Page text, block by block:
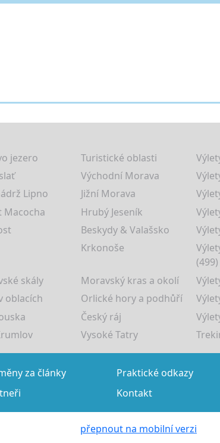
jezero Turistické oblasti
Východní Morava
Lipno Jižní Morava
Macocha Hrubý Jeseník
Beskydy & Valašsko
Krkonoše
(499)
skály Moravský kras a okolí
oblacích Orlické hory a podhůří
Český ráj
Vysoké Tatry
za články
Praktické odkazy
Kontakt
přepnout na mobilní verzi